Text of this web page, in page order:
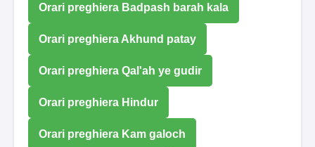
Orari preghiera Badpash barah kala
Orari preghiera Akhund patay
Orari preghiera Qal'ah ye gudir
Orari preghiera Hindur
Orari preghiera Kam galoch